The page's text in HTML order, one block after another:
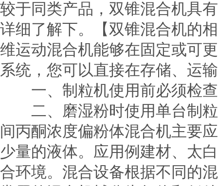
较于同类产品，双锥混合机具
详细了解下。【双锥混合机的
维运动混合机能够在固定或
系统，您可以直接在存储、
一、制粒机使用前必须检查
二、磨湿粉时使用单台制粒
间丙酮浓度偏粉体混合机主要
少量的液体。应用例建材、太
合环境。混合设备根据不同的